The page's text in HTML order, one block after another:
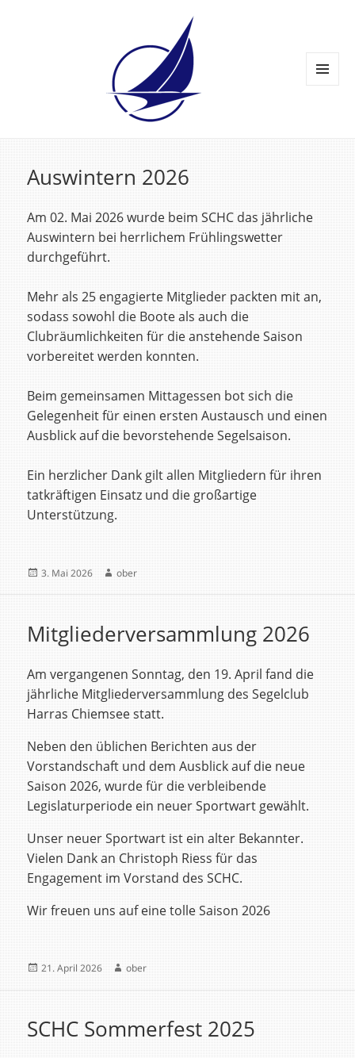
News
Auswintern 2026
Am 02. Mai 2026 wurde beim SCHC das jährliche
Auswintern bei herrlichem Frühlingswetter
durchgeführt.
Mehr als 25 engagierte Mitglieder packten mit an,
sodass sowohl die Boote als auch die
Clubräumlichkeiten für die anstehende Saison
vorbereitet werden konnten.
Beim gemeinsamen Mittagessen bot sich die
Gelegenheit für einen ersten Austausch und einen
Ausblick auf die bevorstehende Segelsaison.
Ein herzlicher Dank gilt allen Mitgliedern für ihren
tatkräftigen Einsatz und die großartige
Unterstützung.
Veröffentlicht
am
3. Mai 2026 Autor
ober
Mitgliederversammlung 2026
Am vergangenen Sonntag, den 19. April fand die
jährliche Mitgliederversammlung des Segelclub
Harras Chiemsee statt.
Neben den üblichen Berichten aus der
Vorstandschaft und dem Ausblick auf die neue
Saison 2026, wurde für die verbleibende
Legislaturperiode ein neuer Sportwart gewählt.
Unser neuer Sportwart ist ein alter Bekannter.
Vielen Dank an Christoph Riess für das
Engagement im Vorstand des SCHC.
Wir freuen uns auf eine tolle Saison 2026
Veröffentlicht
am
21. April 2026 Autor
ober
SCHC Sommerfest 2025